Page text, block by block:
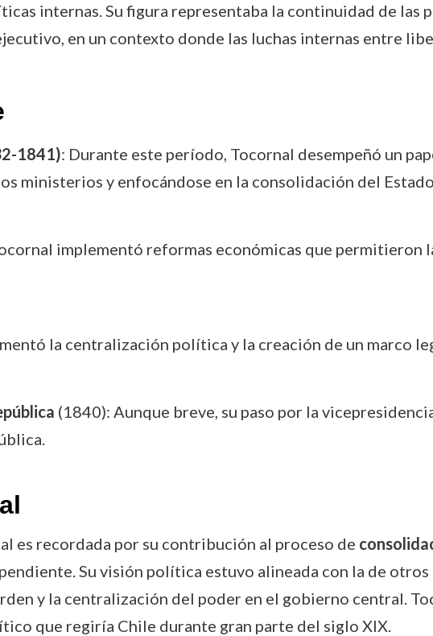
internas. Su figura representaba la continuidad de las
en un contexto donde las luchas internas entre
1841): Durante este período, Tocornal desempeñó un
ministerios y enfocándose en la consolidación del
implementó reformas económicas que permitieron
la centralización política y la creación de un marco
(1840): Aunque breve, su paso por la
es recordada por su contribución al proceso de
Su visión política estuvo alineada con la de
y la centralización del poder en el gobierno central.
que regiría Chile durante gran parte del siglo XIX.